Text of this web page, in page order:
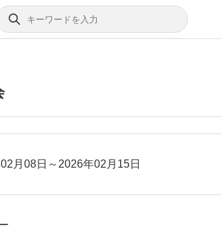
月08日～2026年02月15日